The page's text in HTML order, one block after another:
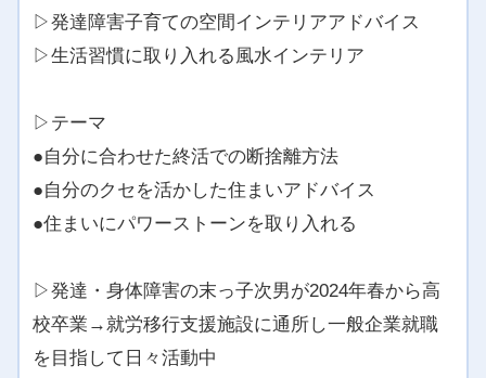
▷発達障害子育ての空間インテリアアドバイス
▷生活習慣に取り入れる風水インテリア
▷テーマ
●自分に合わせた終活での断捨離方法
●自分のクセを活かした住まいアドバイス
●住まいにパワーストーンを取り入れる
▷発達・身体障害の末っ子次男が2024年春から高
校卒業→就労移行支援施設に通所し一般企業就職
を目指して日々活動中